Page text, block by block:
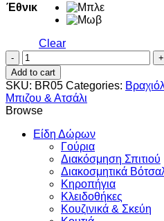
Έθνικ
Clear
Smile
quantity
Add to cart
SKU: BR05 Categories:
Μπιζου & Ατσάλι
Browse
Είδη Δώρων
Γούρια
Διακόσμηση Σπιτιού
Διακοσμητικά
Κηροπήγια
Κλειδοθήκες
Κουζινικά & Σκεύη